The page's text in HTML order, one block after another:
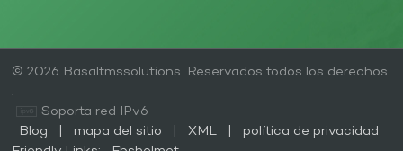
© 2026 Basaltmssolutions. Reservados todos los derechos
.
Soporta red IPv6
Blog
| mapa del sitio | XML |
política de privacidad